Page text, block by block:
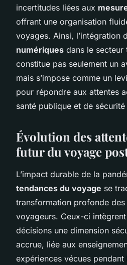
incertitudes liées aux
offrant une organisation
voyages. Ainsi, l’intégration
numériques dans le secteur
constitue pas seulement un
mais s’impose comme un
pour répondre aux attentes
santé publique et de
Évolution des
futur du voyage
L’impact durable de la
tendances du voyage se
transformation profonde des
voyageurs. Ceux-ci
décisions une dimension
accrue, liée aux
expériences vécues